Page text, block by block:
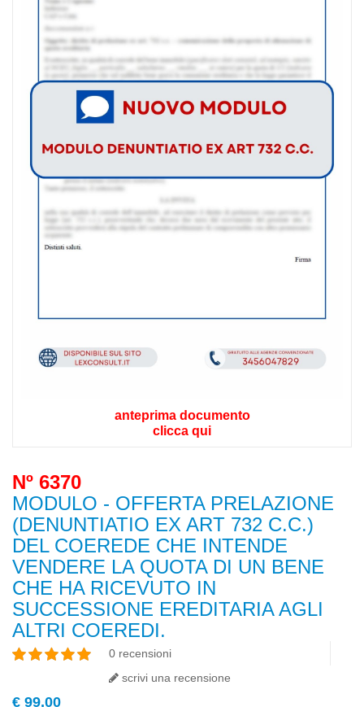
anteprima documento
clicca qui
Nº 6370
MODULO - OFFERTA PRELAZIONE
(DENUNTIATIO EX ART 732 C.C.)
DEL COEREDE CHE INTENDE
VENDERE LA QUOTA DI UN BENE
CHE HA RICEVUTO IN
SUCCESSIONE EREDITARIA AGLI
ALTRI COEREDI.
0 recensioni
scrivi una recensione
€ 99,00